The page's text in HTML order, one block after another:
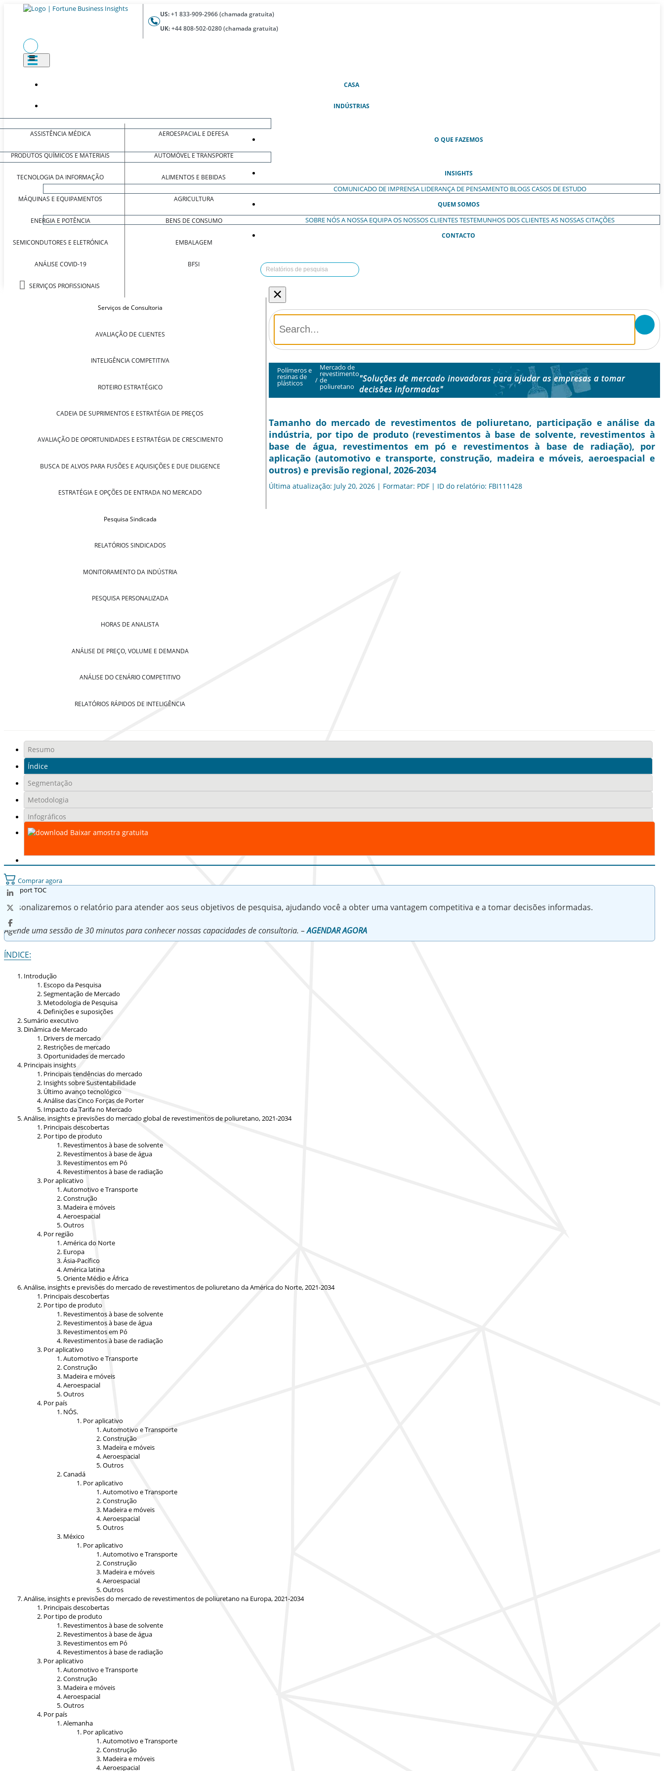
US:+1 833-909-2966 (chamada gratuita)
UK:+44 808-502-0280 (chamada gratuita)
CASA(ATUAL)
INDÚSTRIAS
ASSISTÊNCIA MÉDICA
PRODUTOS QUÍMICOS E MATERIAIS
TECNOLOGIA DA INFORMAÇÃO
MÁQUINAS E EQUIPAMENTOS
ENERGIA E POTÊNCIA
SEMICONDUTORES E ELETRÓNICA
ANÁLISE COVID-19
SERVIÇOS PROFISSIONAIS
AEROESPACIAL E DEFESA
AUTOMÓVEL E TRANSPORTE
ALIMENTOS E BEBIDAS
AGRICULTURA
BENS DE CONSUMO
EMBALAGEM
BFSI
O QUE FAZEMOS
Serviços de Consultoria
AVALIAÇÃO DE CLIENTES
INTELIGÊNCIA COMPETITIVA
ROTEIRO ESTRATÉGICO
CADEIA DE SUPRIMENTOS E ESTRATÉGIA DE PREÇOS
AVALIAÇÃO DE OPORTUNIDADES E ESTRATÉGIA DE CRESCIMENTO
BUSCA DE ALVOS PARA FUSÕES E AQUISIÇÕES E DUE DILIGENCE
ESTRATÉGIA E OPÇÕES DE ENTRADA NO MERCADO
Pesquisa Sindicada
RELATÓRIOS SINDICADOS
MONITORAMENTO DA INDÚSTRIA
PESQUISA PERSONALIZADA
HORAS DE ANALISTA
ANÁLISE DE PREÇO, VOLUME E DEMANDA
ANÁLISE DO CENÁRIO COMPETITIVO
RELATÓRIOS RÁPIDOS DE INTELIGÊNCIA
INSIGHTS
COMUNICADO DE IMPRENSA LIDERANÇA DE PENSAMENTO BLOGSCASOS DE ESTUDO
QUEM SOMOS
SOBRE NÓSA NOSSA EQUIPAOS NOSSOS CLIENTESTESTEMUNHOS DOS CLIENTESAS NOSSAS CITAÇÕES
CONTACTO
×
Polímeros e
resinas de
plásticos /
Mercado de
revestimento
de
poliuretano
"Soluções de mercado inovadoras para ajudar as empresas a tomar
decisões informadas"
Tamanho do mercado de revestimentos de poliuretano, participação e análise da
indústria, por tipo de produto (revestimentos à base de solvente, revestimentos à
base de água, revestimentos em pó e revestimentos à base de radiação), por
aplicação (automotivo e transporte, construção, madeira e móveis, aeroespacial e
outros) e previsão regional, 2026-2034
Última atualização: July 20, 2026 | Formatar: PDF | ID do relatório: FBI111428
Resumo
Índice
Segmentação
Metodologia
Infográficos
Baixar amostra gratuita
Comprar agora
Personalizaremos o relatório para atender aos seus objetivos de pesquisa, ajudando você a obter uma vantagem competitiva e a tomar decisões informadas.
Agende uma sessão de 30 minutos para conhecer nossas capacidades de consultoria. –AGENDAR AGORA
ÍNDICE:
Introdução
Escopo da Pesquisa
Segmentação de Mercado
Metodologia de Pesquisa
Definições e suposições
Sumário executivo
Dinâmica de Mercado
Drivers de mercado
Restrições de mercado
Oportunidades de mercado
Principais insights
Principais tendências do mercado
Insights sobre Sustentabilidade
Último avanço tecnológico
Análise das Cinco Forças de Porter
Impacto da Tarifa no Mercado
Análise, insights e previsões do mercado global de revestimentos de poliuretano, 2021-2034
Principais descobertas
Por tipo de produto
Revestimentos à base de solvente
Revestimentos à base de água
Revestimentos em Pó
Revestimentos à base de radiação
Por aplicativo
Automotivo e Transporte
Construção
Madeira e móveis
Aeroespacial
Outros
Por região
América do Norte
Europa
Ásia-Pacífico
América latina
Oriente Médio e África
Análise, insights e previsões do mercado de revestimentos de poliuretano da América do Norte, 2021-2034
Principais descobertas
Por tipo de produto
Revestimentos à base de solvente
Revestimentos à base de água
Revestimentos em Pó
Revestimentos à base de radiação
Por aplicativo
Automotivo e Transporte
Construção
Madeira e móveis
Aeroespacial
Outros
Por país
NÓS.
Por aplicativo
Automotivo e Transporte
Construção
Madeira e móveis
Aeroespacial
Outros
Canadá
Por aplicativo
Automotivo e Transporte
Construção
Madeira e móveis
Aeroespacial
Outros
México
Por aplicativo
Automotivo e Transporte
Construção
Madeira e móveis
Aeroespacial
Outros
Análise, insights e previsões do mercado de revestimentos de poliuretano na Europa, 2021-2034
Principais descobertas
Por tipo de produto
Revestimentos à base de solvente
Revestimentos à base de água
Revestimentos em Pó
Revestimentos à base de radiação
Por aplicativo
Automotivo e Transporte
Construção
Madeira e móveis
Aeroespacial
Outros
Por país
Alemanha
Por aplicativo
Automotivo e Transporte
Construção
Madeira e móveis
Aeroespacial